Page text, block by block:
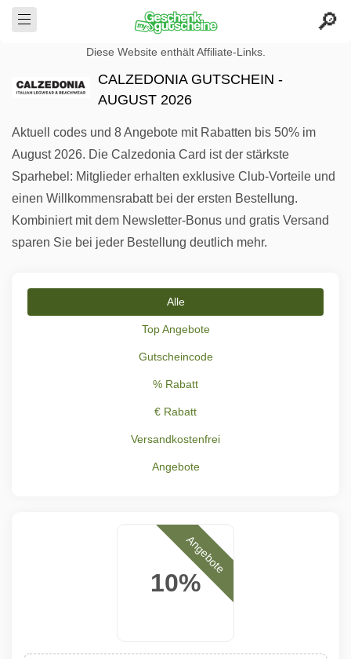
Diese Website enthält Affiliate-Links.
CALZEDONIA GUTSCHEIN -
AUGUST 2026
Aktuell codes und 8 Angebote mit Rabatten bis 50% im
August 2026. Die Calzedonia Card ist der stärkste
Sparhebel: Mitglieder erhalten exklusive Club-Vorteile und
einen Willkommensrabatt bei der ersten Bestellung.
Kombiniert mit dem Newsletter-Bonus und gratis Versand
sparen Sie bei jeder Bestellung deutlich mehr.
Alle
Top Angebote
Gutscheincode
% Rabatt
€ Rabatt
Versandkostenfrei
Angebote
10%
Angebote